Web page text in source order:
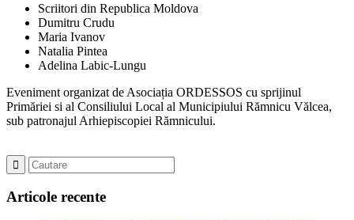
Scriitori din Republica Moldova
Dumitru Crudu
Maria Ivanov
Natalia Pintea
Adelina Labic-Lungu
Eveniment organizat de Asociația ORDESSOS cu sprijinul
Primăriei si al Consiliului Local al Municipiului Rămnicu Vălcea,
sub patronajul Arhiepiscopiei Rămnicului.
Articole recente